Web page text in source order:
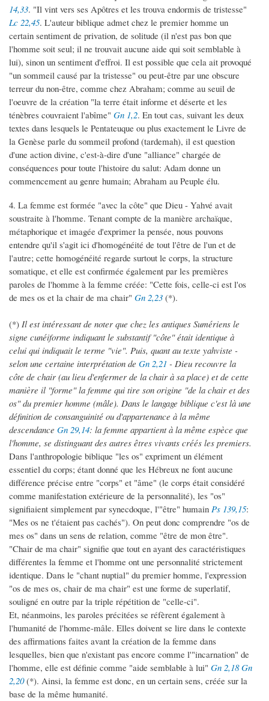
14,33. "Il vint vers ses Apôtres et les trouva endormis de tristesse"
Lc 22,45. L'auteur biblique admet chez le premier homme un
certain sentiment de privation, de solitude (il n'est pas bon que
l'homme soit seul; il ne trouvait aucune aide qui soit semblable à
lui), sinon un sentiment d'effroi. Il est possible que cela ait provoqué
"un sommeil causé par la tristesse" ou peut-être par une obscure
terreur du non-être, comme chez Abraham; comme au seuil de
l'oeuvre de la création "la terre était informe et déserte et les
ténèbres couvraient l'abîme" Gn 1,2. En tout cas, suivant les deux
textes dans lesquels le Pentateuque ou plus exactement le Livre de
la Genèse parle du sommeil profond (tardemah), il est question
d'une action divine, c'est-à-dire d'une "alliance" chargée de
conséquences pour toute l'histoire du salut: Adam donne un
commencement au genre humain; Abraham au Peuple élu.
4. La femme est formée "avec la côte" que Dieu - Yahvé avait
soustraite à l'homme. Tenant compte de la manière archaïque,
métaphorique et imagée d'exprimer la pensée, nous pouvons
entendre qu'il s'agit ici d'homogénéité de tout l'être de l'un et de
l'autre; cette homogénéité regarde surtout le corps, la structure
somatique, et elle est confirmée également par les premières
paroles de l'homme à la femme créée: "Cette fois, celle-ci est l'os
de mes os et la chair de ma chair" Gn 2,23 (*).
(*) Il est intéressant de noter que chez les antiques Sumériens le
signe cunéiforme indiquant le substantif "côte" était identique à
celui qui indiquait le terme "vie". Puis, quant au texte yahviste -
selon une certaine interprétation de Gn 2,21 - Dieu recouvre la
côte de chair (au lieu d'enfermer de la chair à sa place) et de cette
manière il "forme" la femme qui tire son origine "de la chair et des
os" du premier homme (mâle). Dans le langage biblique c'est là une
définition de consanguinité ou d'appartenance à la même
descendance Gn 29,14: la femme appartient à la même espèce que
l'homme, se distinguant des autres êtres vivants créés les premiers.
Dans l'anthropologie biblique "les os" expriment un élément
essentiel du corps; étant donné que les Hébreux ne font aucune
différence précise entre "corps" et "âme" (le corps était considéré
comme manifestation extérieure de la personnalité), les "os"
signifiaient simplement par synecdoque, l'"être" humain Ps 139,15:
"Mes os ne t'étaient pas cachés"). On peut donc comprendre "os de
mes os" dans un sens de relation, comme "être de mon être".
"Chair de ma chair" signifie que tout en ayant des caractéristiques
différentes la femme et l'homme ont une personnalité strictement
identique. Dans le "chant nuptial" du premier homme, l'expression
"os de mes os, chair de ma chair" est une forme de superlatif,
souligné en outre par la triple répétition de "celle-ci".
Et, néanmoins, les paroles précitées se réfèrent également à
l'humanité de l'homme-mâle. Elles doivent se lire dans le contexte
des affirmations faites avant la création de la femme dans
lesquelles, bien que n'existant pas encore comme l'"incarnation" de
l'homme, elle est définie comme "aide semblable à lui" Gn 2,18 Gn
2,20(*). Ainsi, la femme est donc, en un certain sens, créée sur la
base de la même humanité.